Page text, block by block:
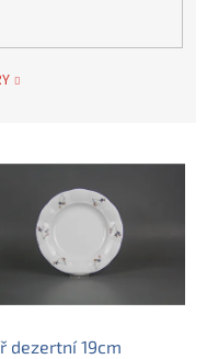
dezertní 19cm